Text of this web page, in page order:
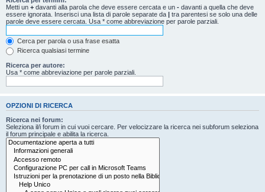
Metti un + davanti alla parola che deve essere cercata e un - davanti a quella che deve
essere ignorata. Inserisci una lista di parole separate da | tra parentesi se solo una delle
parole deve essere cercata. Usa * come abbreviazione per parole parziali.
Cerca per parola o usa frase esatta
Ricerca qualsiasi termine
Ricerca per autore:
Usa * come abbreviazione per parole parziali.
OPZIONI DI RICERCA
Ricerca nei forum:
Seleziona il/i forum in cui vuoi cercare. Per velocizzare la ricerca nei subforum seleziona
il forum principale e abilita la ricerca.